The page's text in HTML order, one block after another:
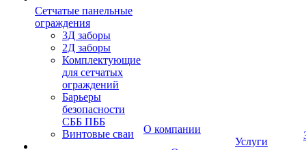
Сетчатые панельные
ограждения
3Д заборы
2Д заборы
Комплектующие
для сетчатых
ограждений
Барьеры
безопасности
СББ ПББ
Винтовые сваи
О компании
Услуги